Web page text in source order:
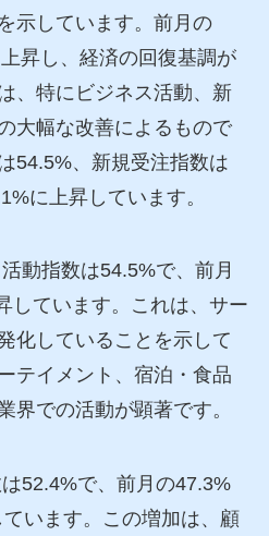
示しています。前月の
昇し、経済の回復基調が
、特にビジネス活動、新
大幅な改善によるもので
54.5%、新規受注指数は
に上昇しています。
動指数は54.5%で、前月
しています。これは、サー
化していることを示して
テイメント、宿泊・食品
界での活動が顕著です。
52.4%で、前月の47.3%
います。この増加は、顧